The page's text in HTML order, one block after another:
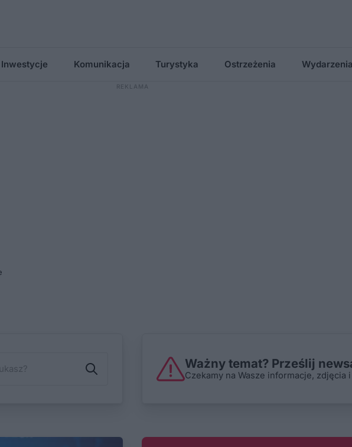
Inwestycje Komunikacja Turystyka Ostrzeżenia Wydarzenia
Ważny temat? Prześlij
Czekamy na Wasze informacje, zdjęcia